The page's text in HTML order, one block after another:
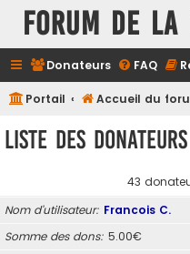
FORUM DE LA
Donateurs FAQ
Portail Accueil du
Liste des donateurs
43
Nom d’utilisateur Francois C.
Somme des dons 5.00€